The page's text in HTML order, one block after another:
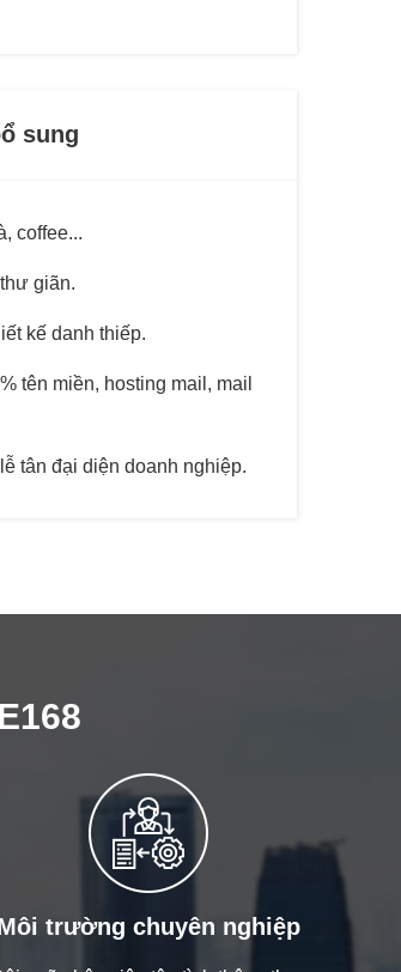
sung
coffee...
giãn.
kế danh thiếp.
tên miền, hosting mail, mail
tân đại diện doanh nghiệp.
trường chuyên nghiệp